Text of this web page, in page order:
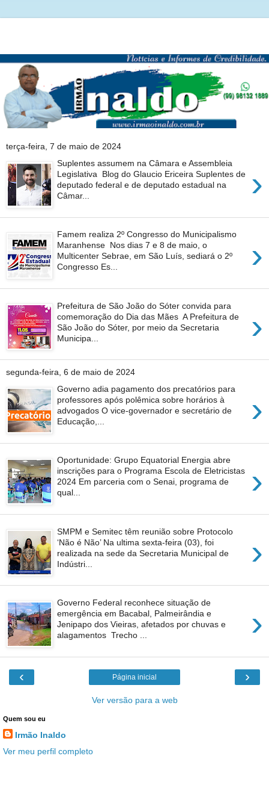
terça-feira, 7 de maio de 2024
›
Suplentes assumem na Câmara e Assembleia
Legislativa Blog do Glaucio Ericeira Suplentes de
deputado federal e de deputado estadual na
Câmar...
›
Famem realiza 2º Congresso do Municipalismo
Maranhense Nos dias 7 e 8 de maio, o
Multicenter Sebrae, em São Luís, sediará o 2º
Congresso Es...
›
Prefeitura de São João do Sóter convida para
comemoração do Dia das Mães A Prefeitura de
São João do Sóter, por meio da Secretaria
Municipa...
segunda-feira, 6 de maio de 2024
›
Governo adia pagamento dos precatórios para
professores após polêmica sobre horários à
advogados O vice-governador e secretário de
Educação,...
›
Oportunidade: Grupo Equatorial Energia abre
inscrições para o Programa Escola de Eletricistas
2024 Em parceria com o Senai, programa de
qual...
›
SMPM e Semitec têm reunião sobre Protocolo
‘Não é Não’ Na ultima sexta-feira (03), foi
realizada na sede da Secretaria Municipal de
Indústri...
›
Governo Federal reconhece situação de
emergência em Bacabal, Palmeirândia e
Jenipapo dos Vieiras, afetados por chuvas e
alagamentos Trecho ...
‹ ›
Página inicial
Ver versão para a web
Quem sou eu
Irmão Inaldo
Ver meu perfil completo